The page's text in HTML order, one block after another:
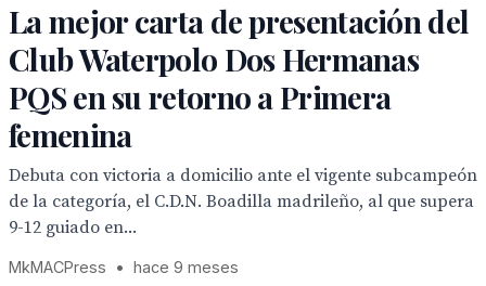
La mejor carta de presentación del
Club Waterpolo Dos Hermanas
PQS en su retorno a Primera
femenina
Debuta con victoria a domicilio ante el vigente subcampeón
de la categoría, el C.D.N. Boadilla madrileño, al que supera
9-12 guiado en...
MkMACPress • hace 9 meses